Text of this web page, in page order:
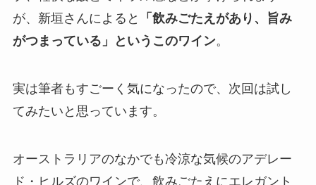
が、新垣さんによると
「飲みごたえがあり、旨み
がつまっている」というこのワイン。
実は筆者もすごーく気になったので、次回は試し
てみたいと思っています。
オーストラリアのなかでも冷涼な気候のアデレー
ド・ヒルズのワインで、飲みごたえにエレガント